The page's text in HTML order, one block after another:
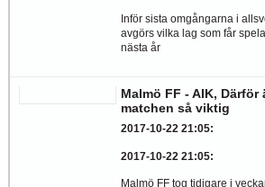
Inför sista omgångarna i
avgörs vilka lag som får
nästa år
Malmö FF - AIK, Därför
matchen så viktig
2017-10-22 21:05:
2017-10-22 21:05:
Malmö FF tog tidigare i